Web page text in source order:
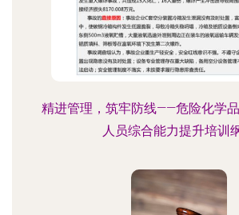
精进管理，筑牢防线——危险化学
人员综合能力提升培训